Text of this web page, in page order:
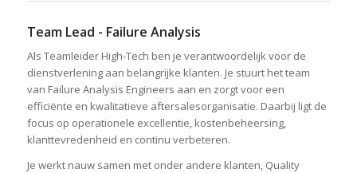
Team Lead - Failure Analysis
Als Teamleider High-Tech ben je verantwoordelijk voor de
dienstverlening aan belangrijke klanten. Je stuurt het team
van Failure Analysis Engineers aan en zorgt voor een
efficiënte en kwalitatieve aftersalesorganisatie. Daarbij ligt de
focus op operationele excellentie, kostenbeheersing,
klanttevredenheid en continu verbeteren.
Je werkt nauw samen met onder andere klanten, Quality